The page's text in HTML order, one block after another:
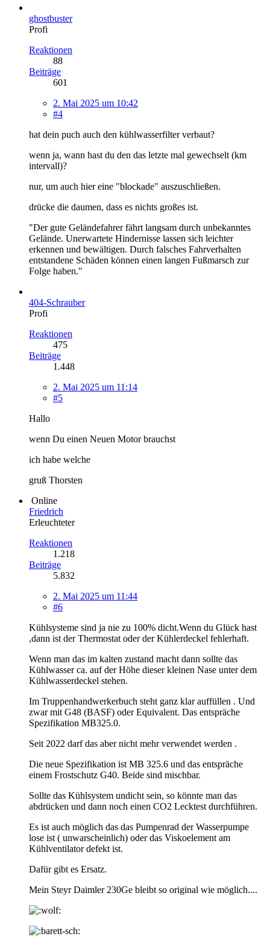
ghostbuster
Profi
Reaktionen
88
Beiträge
601
2. Mai 2025 um 10:42
#4
hat dein puch auch den kühlwasserfilter verbaut?
wenn ja, wann hast du den das letzte mal gewechselt (km
intervall)?
nur, um auch hier eine "blockade" auszuschließen.
drücke die daumen, dass es nichts großes ist.
"Der gute Geländefahrer fährt langsam durch unbekanntes
Gelände. Unerwartete Hindernisse lassen sich leichter
erkennen und bewältigen. Durch falsches Fahrverhalten
entstandene Schäden können einen langen Fußmarsch zur
Folge haben."
404-Schrauber
Profi
Reaktionen
475
Beiträge
1.448
2. Mai 2025 um 11:14
#5
Hallo
wenn Du einen Neuen Motor brauchst
ich habe welche
gruß Thorsten
Online
Friedrich
Erleuchteter
Reaktionen
1.218
Beiträge
5.832
2. Mai 2025 um 11:44
#6
Kühlsysteme sind ja nie zu 100% dicht.Wenn du Glück hast
,dann ist der Thermostat oder der Kühlerdeckel fehlerhaft.
Wenn man das im kalten zustand macht dann sollte das
Kühlwasser ca. auf der Höhe dieser kleinen Nase unter dem
Kühlwasserdeckel stehen.
Im Truppenhandwerkerbuch steht ganz klar auffüllen . Und
zwar mit G48 (BASF) oder Equivalent. Das entspräche
Spezifikation MB325.0.
Seit 2022 darf das aber nicht mehr verwendet werden .
Die neue Spezifikation ist MB 325.6 und das entspräche
einem Frostschutz G40. Beide sind mischbar.
Sollte das Kühlsystem undicht sein, so könnte man das
abdrücken und dann noch einen CO2 Lecktest durchführen.
Es ist auch möglich das das Pumpenrad der Wasserpumpe
lose ist ( unwarscheinlich) oder das Viskoelement am
Kühlventilator defekt ist.
Dafür gibt es Ersatz.
Mein Steyr Daimler 230Ge bleibt so original wie möglich....